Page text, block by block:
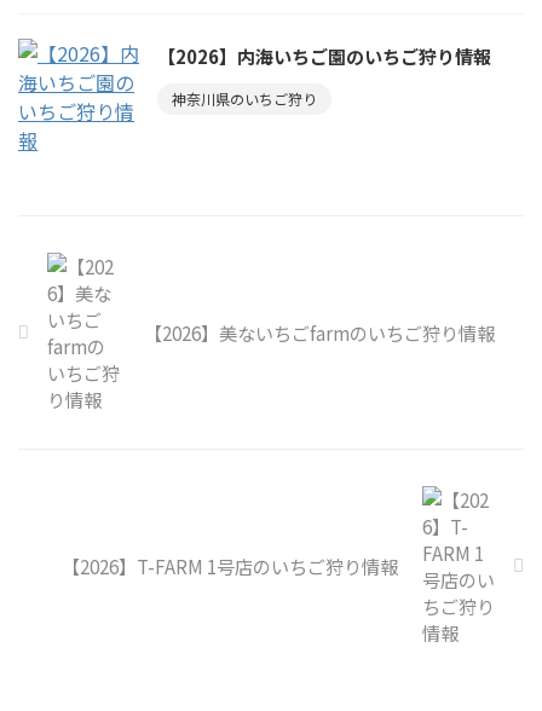
【2026】内海いちご園のいちご狩り情報
神奈川県のいちご狩り
【2026】美ないちごfarmのいちご狩り情報
【2026】T-FARM 1号店のいちご狩り情報